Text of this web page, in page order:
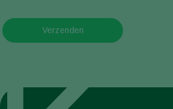
Verzenden